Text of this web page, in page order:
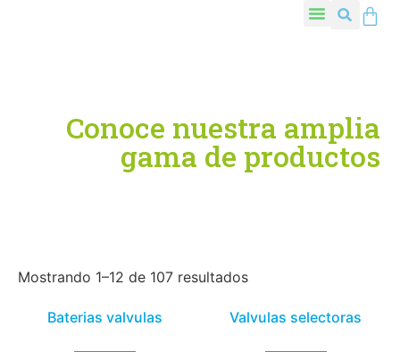
Conoce nuestra amplia
gama de productos
Mostrando 1–12 de 107 resultados
Baterias valvulas Valvulas selectoras